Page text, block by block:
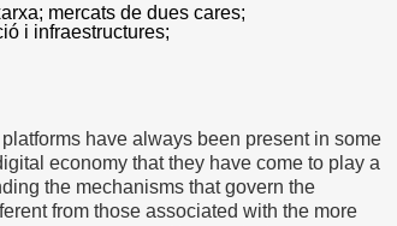
mercats de dues cares;
i infraestructures;
have always been present in some
economy that they have come to play a
the mechanisms that govern the
from those associated with the more